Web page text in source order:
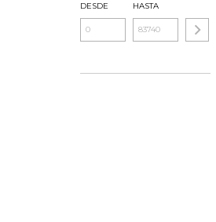
DESDE HASTA